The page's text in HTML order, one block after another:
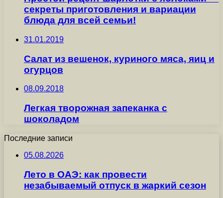
секреты приготовления и вариации
блюда для всей семьи!
31.01.2019
Салат из вешенок, куриного мяса, яиц и
огурцов
08.09.2018
Легкая творожная запеканка с
шоколадом
Последние записи
05.08.2026
Лето в ОАЭ: как провести
незабываемый отпуск в жаркий сезон